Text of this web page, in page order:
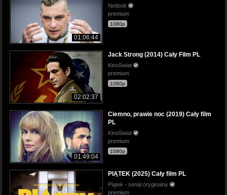
01:06:44
Netlook
premium
1080p
02:02:37
Jack Strong (2014) Cały Film PL
KinoSwiat
premium
1080p
01:49:04
Ciemno, prawie noc (2019) Cały film
PL
KinoSwiat
premium
1080p
PIĄTEK (2025) Cały film PL
Piątek - serial oryginalny
premium